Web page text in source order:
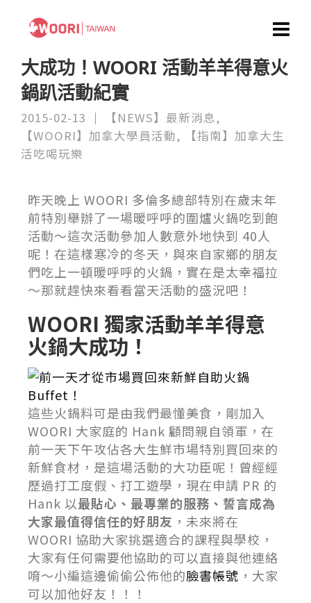
大成功！WOORI 活動羊羊得意火
鍋趴活動紀實
2015-02-13 【NEWS】最新消息,
【WOORI】加拿大學員活動,
【指南】加拿大生
活吃喝玩樂
昨天晚上 WOORI 多倫多總部特別在歲末年
前特別舉辦了一場暖呼呼的圍爐火鍋吃到飽
活動～這次活動參加人數意外地快到 40人
呢！在這樣寒冷的冬天，與來自家鄉的朋友
們吃上一頓暖呼呼的火鍋，實在是太幸福拉
～那就趕快來看看當天活動的盛況吧！
WOORI 獨家活動羊羊得意
火鍋大成功！
前一天才從市場買回來新鮮自助火鍋
Buffet！
這些火鍋料可是由我們最懂美食，剛加入
WOORI 大家庭的 Hank 顧問親自領軍，在
前一天下午攻佔各大生鮮市場特別買回來的
新鮮食材，是這場活動的大功臣呢！曾經經
歷過打工度假、打工遊學，現在申請 PR 的
Hank 以最貼心、最專業的服務、誓言成為
大家最值得信任的好朋友 ，未來將在
WOORI 協助大家挑選適合的課程與學校，
大家有任何需要他協助的可以直接與他連絡
唷～小編這邊偷偷公佈他的臉書帳號 ，大家
可以加他好友！！！